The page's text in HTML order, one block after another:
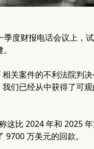
度财报电话会议上，
案件的不利法院判决
们已经从中获得了可
比 2024 年和 2025
万美元的回款。